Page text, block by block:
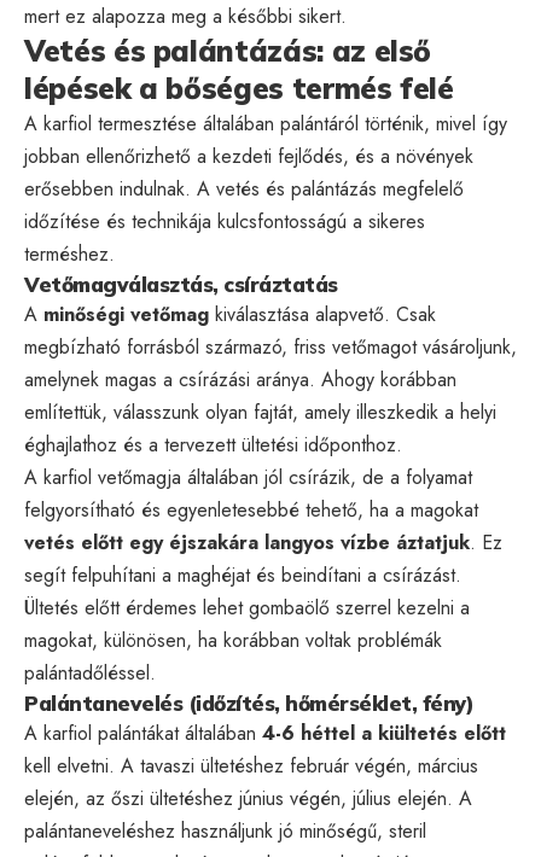
mert ez alapozza meg a későbbi sikert.
Vetés és palántázás: az első
lépések a bőséges termés felé
A karfiol termesztése általában palántáról történik, mivel így
jobban ellenőrizhető a kezdeti fejlődés, és a növények
erősebben indulnak. A vetés és palántázás megfelelő
időzítése és technikája kulcsfontosságú a sikeres
terméshez.
Vetőmagválasztás, csíráztatás
A minőségi vetőmag kiválasztása alapvető. Csak
megbízható forrásból származó, friss vetőmagot vásároljunk,
amelynek magas a csírázási aránya. Ahogy korábban
említettük, válasszunk olyan fajtát, amely illeszkedik a helyi
éghajlathoz és a tervezett ültetési időponthoz.
A karfiol vetőmagja általában jól csírázik, de a folyamat
felgyorsítható és egyenletesebbé tehető, ha a magokat
vetés előtt egy éjszakára langyos vízbe áztatjuk. Ez
segít felpuhítani a maghéjat és beindítani a csírázást.
Ültetés előtt érdemes lehet gombaölő szerrel kezelni a
magokat, különösen, ha korábban voltak problémák
palántadőléssel.
Palántanevelés (időzítés, hőmérséklet, fény)
A karfiol palántákat általában 4-6 héttel a kiültetés előtt
kell elvetni. A tavaszi ültetéshez február végén, március
elején, az őszi ültetéshez június végén, július elején. A
palántaneveléshez használjunk jó minőségű, steril